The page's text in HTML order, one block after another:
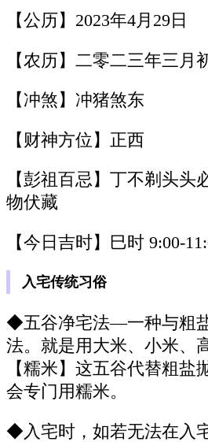
【公历】2023年4月29日
【农历】二零二三年三月
【冲煞】冲猪煞东
【财神方位】正西
【彭祖百忌】丁不剃头头
物伏藏
【今日吉时】巳时 9:00-
入宅传统习俗
◆五谷净宅法—一种与粗
法。就是用大米、小米、
【糯米】这五谷代替粗盐
会专门用糯米。
◆入宅时，如若无法在入